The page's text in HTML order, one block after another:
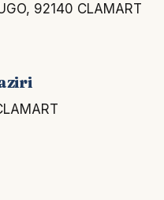
92140 CLAMART